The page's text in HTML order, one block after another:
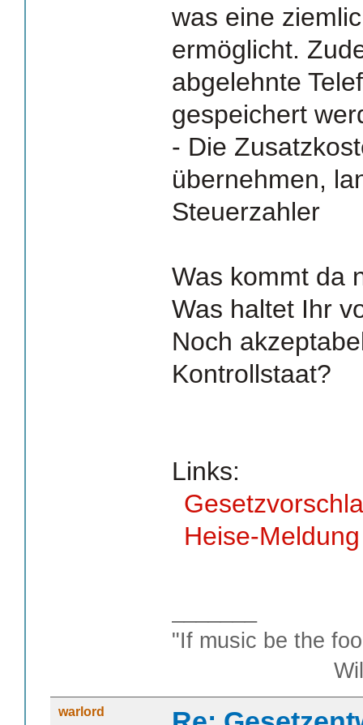
was eine
ermöglicht.
abgelehnte
gespeichert
- Die
übernehmen,
Steuerzahler
Was kommt da
Was haltet Ihr
Noch
Kontrollstaat?
Links:
Heise-Meldung
"If music be the
William
warlord